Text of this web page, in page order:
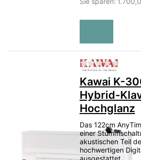
Zu
Kawai K-
Hybrid-
Hochglanz
Das 122cm
einer
akustischen Teil
hochwertigen
ausgestattet…